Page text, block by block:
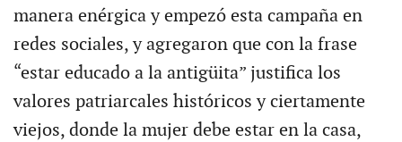
manera enérgica y empezó esta campaña en
redes sociales, y agregaron que con la frase
“estar educado a la antigüita” justifica los
valores patriarcales históricos y ciertamente
viejos, donde la mujer debe estar en la casa,